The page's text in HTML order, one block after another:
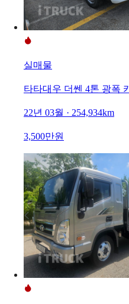
실매물
타타대우 더쎈 4톤 광폭
22년 03월 · 254,934km
3,500만원